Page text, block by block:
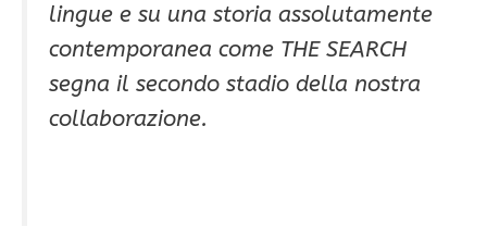
lingue e su una storia assolutamente
contemporanea come THE SEARCH
segna il secondo stadio della nostra
collaborazione.